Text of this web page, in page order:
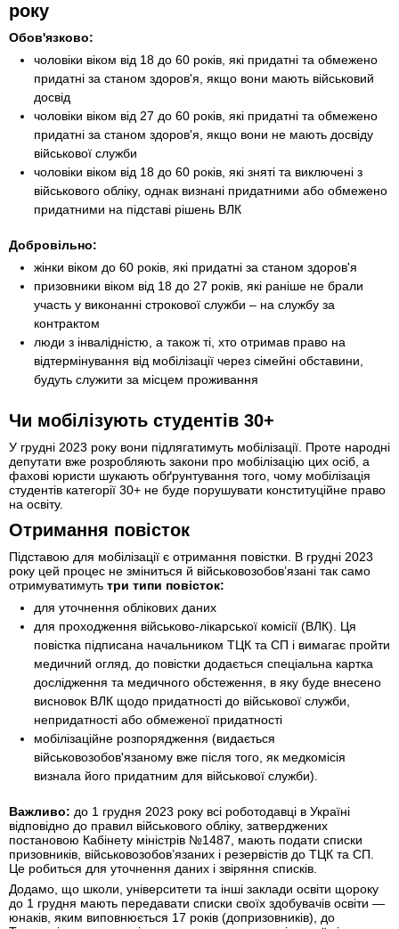
року
Обов'язково:
чоловіки віком від 18 до 60 років, які придатні та обмежено
придатні за станом здоров'я, якщо вони мають військовий
досвід
чоловіки віком від 27 до 60 років, які придатні та обмежено
придатні за станом здоров'я, якщо вони не мають досвіду
військової служби
чоловіки віком від 18 до 60 років, які зняті та виключені з
військового обліку, однак визнані придатними або обмежено
придатними на підставі рішень ВЛК
Добровільно:
жінки віком до 60 років, які придатні за станом здоров'я
призовники віком від 18 до 27 років, які раніше не брали
участь у виконанні строкової служби – на службу за
контрактом
люди з інвалідністю, а також ті, хто отримав право на
відтермінування від мобілізації через сімейні обставини,
будуть служити за місцем проживання
Чи мобілізують студентів 30+
У грудні 2023 року вони підлягатимуть мобілізації. Проте народні
депутати вже розробляють закони про мобілізацію цих осіб, а
фахові юристи шукають обґрунтування того, чому мобілізація
студентів категорії 30+ не буде порушувати конституційне право
на освіту.
Отримання повісток
Підставою для мобілізації є отримання повістки. В грудні 2023
року цей процес не зміниться й військовозобов’язані так само
отримуватимуть три типи повісток:
для уточнення облікових даних
для проходження військово-лікарської комісії (ВЛК). Ця
повістка підписана начальником ТЦК та СП і вимагає пройти
медичний огляд, до повістки додається спеціальна картка
дослідження та медичного обстеження, в яку буде внесено
висновок ВЛК щодо придатності до військової служби,
непридатності або обмеженої придатності
мобілізаційне розпорядження (видається
військовозобов'язаному вже після того, як медкомісія
визнала його придатним для військової служби).
Важливо: до 1 грудня 2023 року всі роботодавці в Україні
відповідно до правил військового обліку, затверджених
постановою Кабінету міністрів №1487, мають подати списки
призовників, військовозобов’язаних і резервістів до ТЦК та СП.
Це робиться для уточнення даних і звіряння списків.
Додамо, що школи, університети та інші заклади освіти щороку
до 1 грудня мають передавати списки своїх здобувачів освіти —
юнаків, яким виповнюється 17 років (допризовників), до